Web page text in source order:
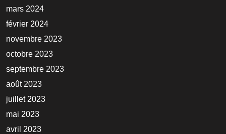
mars 2024
février 2024
novembre 2023
octobre 2023
septembre 2023
août 2023
juillet 2023
mai 2023
avril 2023